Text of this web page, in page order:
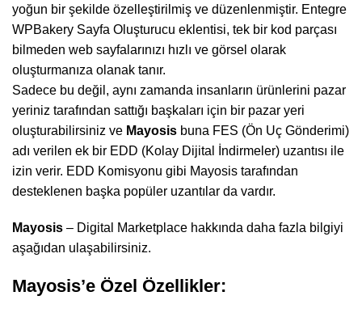
yoğun bir şekilde özelleştirilmiş ve düzenlenmiştir. Entegre
WPBakery Sayfa Oluşturucu eklentisi, tek bir kod parçası
bilmeden web sayfalarınızı hızlı ve görsel olarak
oluşturmanıza olanak tanır.
Sadece bu değil, aynı zamanda insanların ürünlerini pazar
yeriniz tarafından sattığı başkaları için bir pazar yeri
oluşturabilirsiniz ve Mayosis buna FES (Ön Uç Gönderimi)
adı verilen ek bir EDD (Kolay Dijital İndirmeler) uzantısı ile
izin verir. EDD Komisyonu gibi Mayosis tarafından
desteklenen başka popüler uzantılar da vardır.
Mayosis – Digital Marketplace hakkında daha fazla bilgiyi
aşağıdan ulaşabilirsiniz.
Mayosis’e Özel Özellikler: